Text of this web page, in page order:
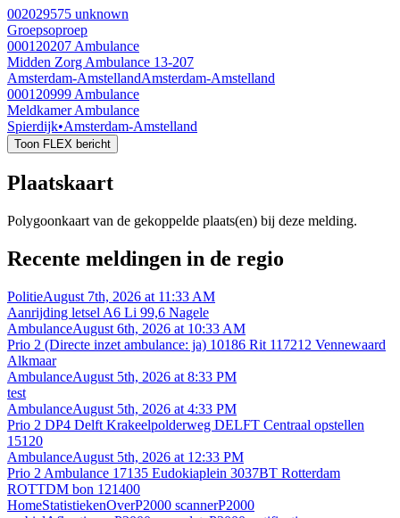
002029575 unknown
Groepsoproep
000120207 Ambulance
Midden Zorg Ambulance 13-207
Amsterdam-AmstellandAmsterdam-Amstelland
000120999 Ambulance
Meldkamer Ambulance
Spierdijk•Amsterdam-Amstelland
Toon FLEX bericht
Plaatskaart
Polygoonkaart van de gekoppelde plaats(en) bij deze melding.
Recente meldingen in de regio
PolitieAugust 7th, 2026 at 11:33 AM
Aanrijding letsel A6 Li 99,6 Nagele
AmbulanceAugust 6th, 2026 at 10:33 AM
Prio 2 (Directe inzet ambulance: ja) 10186 Rit 117212 Vennewaard
Alkmaar
AmbulanceAugust 5th, 2026 at 8:33 PM
test
AmbulanceAugust 5th, 2026 at 4:33 PM
Prio 2 DP4 Delft Krakeelpolderweg DELFT Centraal opstellen
15120
AmbulanceAugust 5th, 2026 at 12:33 PM
Prio 2 Ambulance 17135 Eudokiaplein 3037BT Rotterdam
ROTTDM bon 121400
HomeStatistiekenOverP2000 scannerP2000